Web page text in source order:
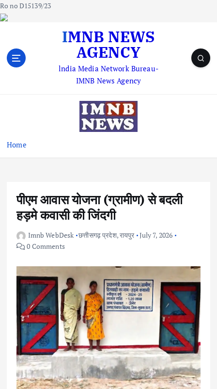
Ro no D15139/23
IMNB NEWS
AGENCY
lndia Media Network Bureau-
IMNB News Agency
Home
पीएम आवास योजना (ग्रामीण) से बदली
हड़मे कवासी की जिंदगी
Imnb WebDesk छत्तीसगढ़ प्रदेश,रायपुर July 7, 2026
0 Comments